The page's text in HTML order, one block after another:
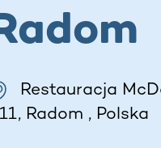
Restauracja
Radom , Polska